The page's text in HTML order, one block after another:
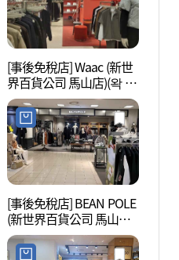
[事後免稅店] Waac (新世
界百貨公司 馬山店)(왁 신
세계백화점 마산점)
[事後免稅店] BEAN POLE
(新世界百貨公司 馬山店)
(빈폴 신세계백화점 마산
점)